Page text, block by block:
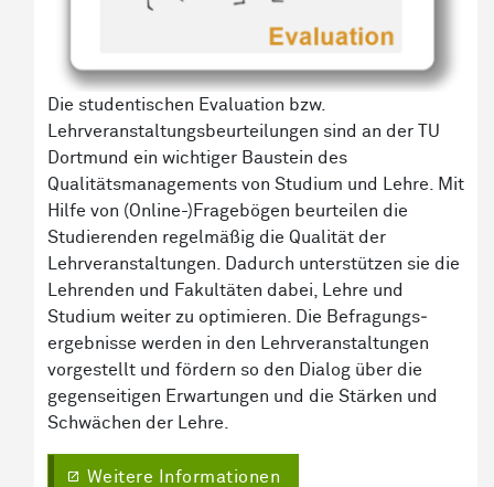
Die studentischen Evaluation bzw.
Lehrveranstaltungsbeurteilungen sind an der TU
Dortmund ein wichtiger Baustein des
Qualitätsmanagements von Studium und Lehre. Mit
Hilfe von (Online-)Fragebögen beurteilen die
Studierenden regelmäßig die Qualität der
Lehrveranstaltungen. Dadurch unterstützen sie die
Lehrenden und Fakultäten dabei, Lehre und
Studium weiter zu optimieren. Die Befragungs­
ergebnisse werden in den Lehrveranstaltungen
vorgestellt und fördern so den Dialog über die
gegenseitigen Erwartungen und die Stärken und
Schwächen der Lehre.
Weitere Informationen